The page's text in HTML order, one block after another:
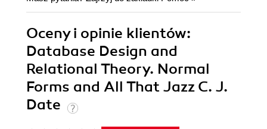
Oceny i opinie klientów:
Database Design and
Relational Theory. Normal
Forms and All That Jazz C. J.
Date